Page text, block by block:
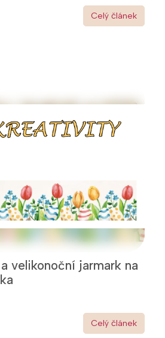
Celý článek
velikonoční jarmark na
Celý článek